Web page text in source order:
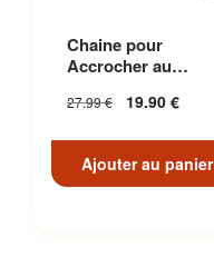
Chaine pour
Accrocher au
Inoxydable
27.99€ 19.90 €
Ajouter au panier